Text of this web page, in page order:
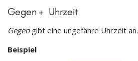
Gegen + Uhrzeit
Gegengibt eine ungefähre Uhrzeit an.
Beispiel